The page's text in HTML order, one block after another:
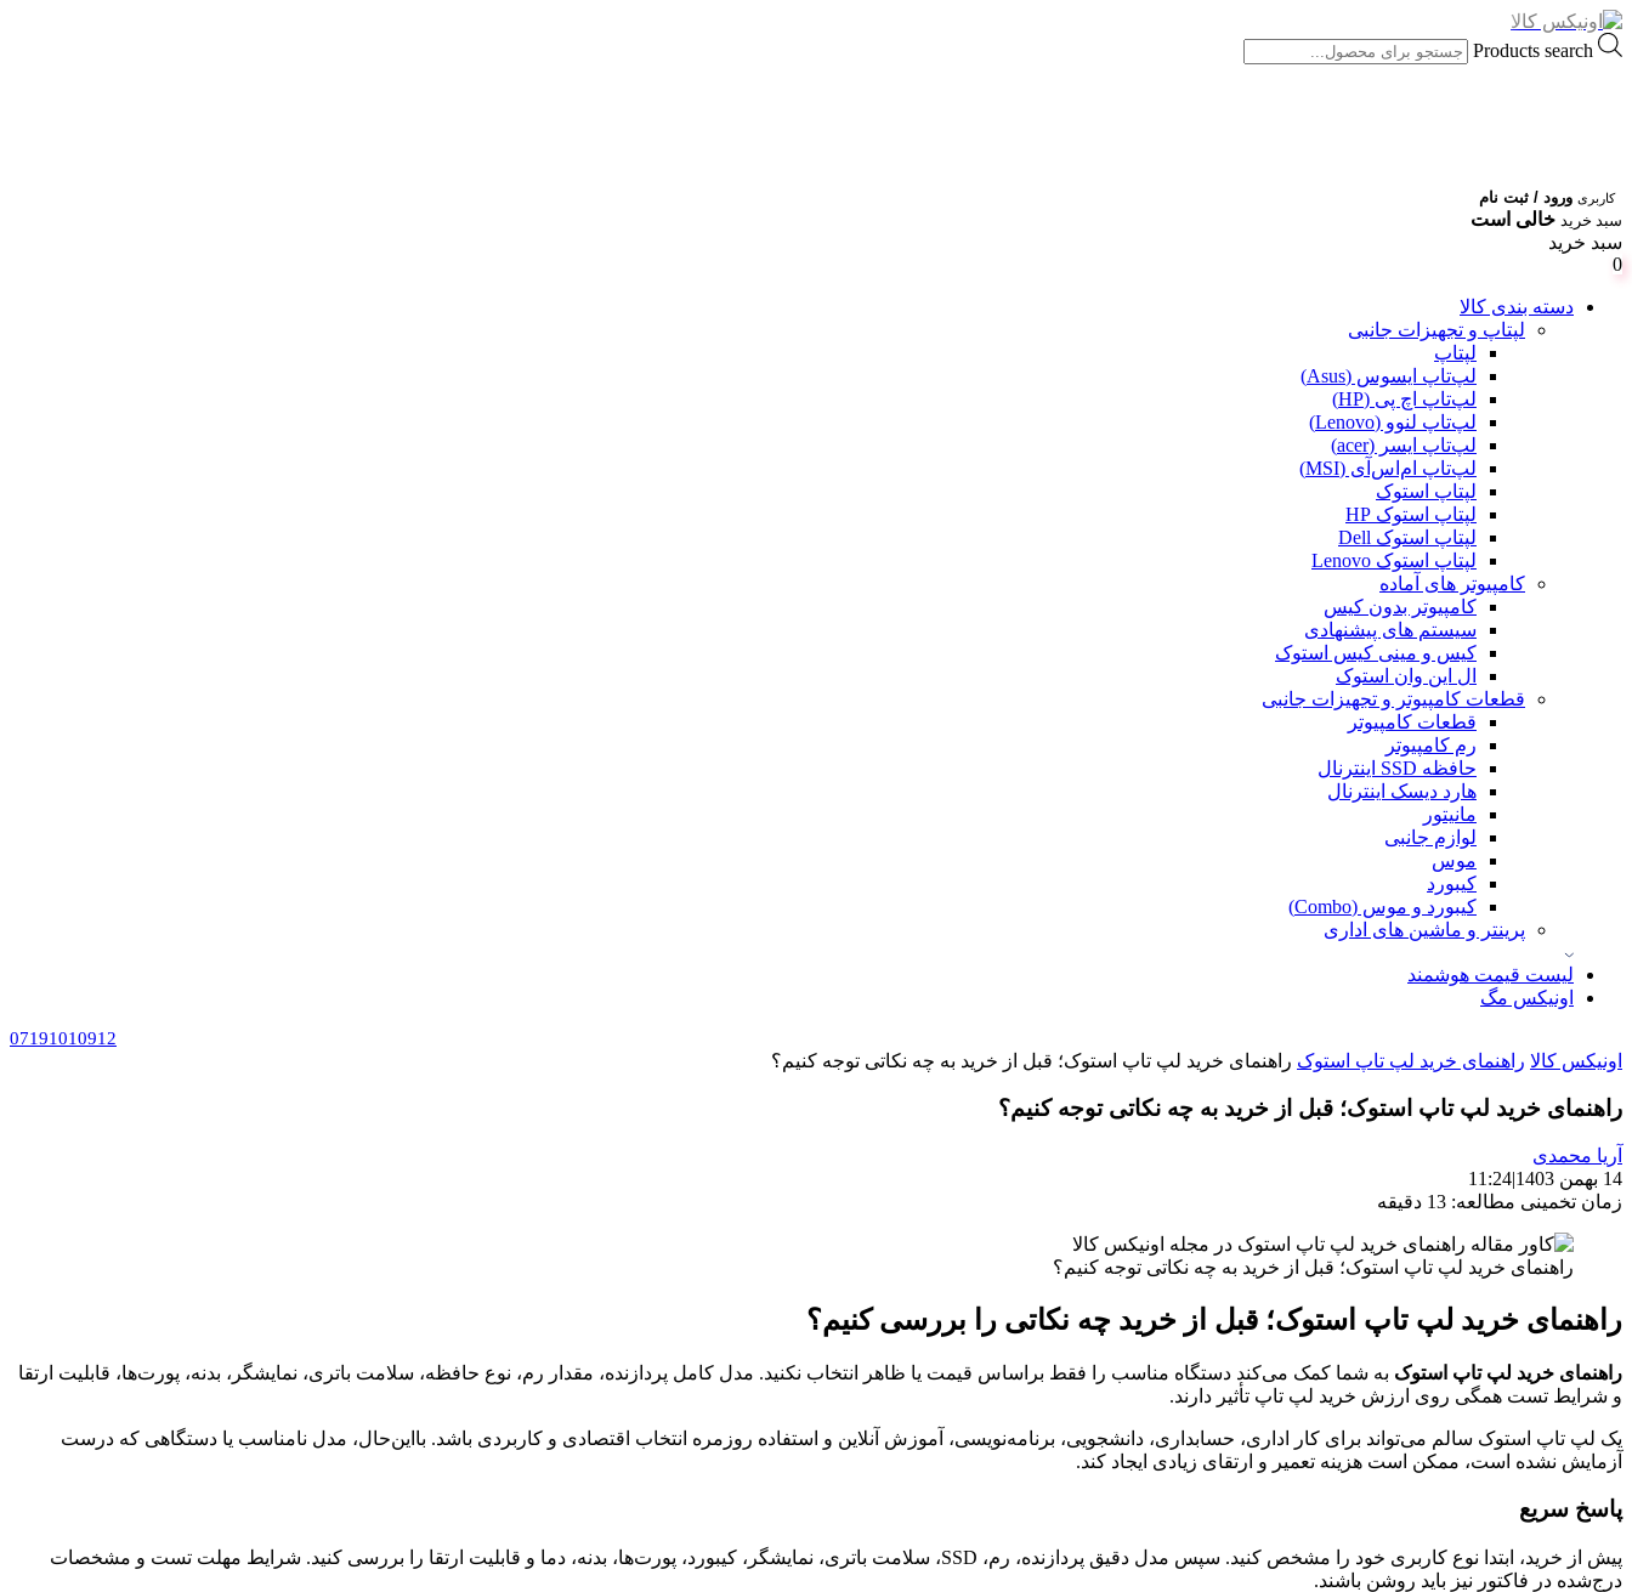
Products search
کاربری ورود / ثبت نام
سبد خرید خالی است
سبد خرید
0
دسته بندی کالا
لپتاپ و تجهیزات جانبی
لپتاپ
لپ‌تاپ ایسوس (Asus)
لپ‌تاپ اچ پی (HP)
لپ‌تاپ لنوو (Lenovo)
لپ‌تاپ ایسر (acer)
لپ‌تاپ ام‌اس‌آی (MSI)
لپتاپ استوک
لپتاپ استوک HP
لپتاپ استوک Dell
لپتاپ استوک Lenovo
کامپیوتر های آماده
کامپیوتر بدون کیس
سیستم های پیشنهادی
کیس و مینی کیس استوک
ال این وان استوک
قطعات کامپیوتر و تجهیزات جانبی
قطعات کامپیوتر
رم کامپیوتر
حافظه SSD اینترنال
هارد دیسک اینترنال
مانیتور
لوازم جانبی
موس
کیبورد
کیبورد و موس (Combo)
پرینتر و ماشین های اداری
لیست قیمت هوشمند
اونیکس مگ
07191010912
اونیکس کالا راهنمای خرید لپ تاپ استوک راهنمای خرید لپ تاپ استوک؛ قبل از خرید به چه نکاتی توجه کنیم؟
راهنمای خرید لپ تاپ استوک؛ قبل از خرید به چه نکاتی توجه کنیم؟
آریا محمدی
14 بهمن 1403
|
11:24
زمان تخمینی مطالعه: 13 دقیقه
راهنمای خرید لپ تاپ استوک؛ قبل از خرید به چه نکاتی توجه کنیم؟
راهنمای خرید لپ تاپ استوک؛ قبل از خرید چه نکاتی را بررسی کنیم؟
راهنمای خرید لپ تاپ استوک به شما کمک می‌کند دستگاه مناسب را فقط براساس قیمت یا ظاهر انتخاب نکنید. مدل کامل پردازنده، مقدار رم، نوع حافظه، سلامت باتری، نمایشگر، بدنه، پورت‌ها، قابلیت ارتقا
و شرایط تست همگی روی ارزش خرید لپ تاپ تأثیر دارند.
یک لپ تاپ استوک سالم می‌تواند برای کار اداری، حسابداری، دانشجویی، برنامه‌نویسی، آموزش آنلاین و استفاده روزمره انتخاب اقتصادی و کاربردی باشد. بااین‌حال، مدل نامناسب یا دستگاهی که درست
آزمایش نشده است، ممکن است هزینه تعمیر و ارتقای زیادی ایجاد کند.
پاسخ سریع
پیش از خرید، ابتدا نوع کاربری خود را مشخص کنید. سپس مدل دقیق پردازنده، رم، SSD، سلامت باتری، نمایشگر، کیبورد، پورت‌ها، بدنه، دما و قابلیت ارتقا را بررسی کنید. شرایط مهلت تست و مشخصات
درج‌شده در فاکتور نیز باید روشن باشند.